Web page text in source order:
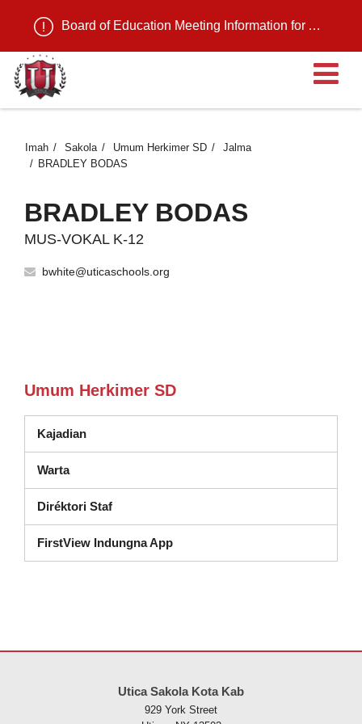
Board of Education Meeting Information for August 11, 2026
Imah Sakola Umum Herkimer SD
Jalma
BRADLEY BODAS
BRADLEY BODAS
MUS-VOKAL K-12
bwhite@uticaschools.org
Umum Herkimer SD
Kajadian
Warta
Diréktori Staf
FirstView Indungna App
Utica Sakola Kota Kab
929 York Street